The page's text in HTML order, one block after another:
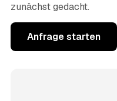
zunächst gedacht.
Anfrage starten